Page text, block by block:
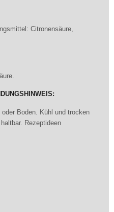
Citronensäure,
Boden. Kühl und trocken
Rezeptideen